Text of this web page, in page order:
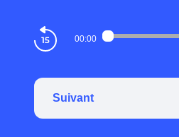
00:00
Suivant